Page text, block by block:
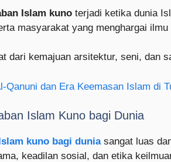
Islam kuno terjadi ketika dunia
masyarakat yang menghargai
dari kemajuan arsitektur, seni, dan
Qanuni dan Era Keemasan Islam di
Islam Kuno bagi Dunia
kuno bagi duniasangat luas
keadilan sosial, dan etika